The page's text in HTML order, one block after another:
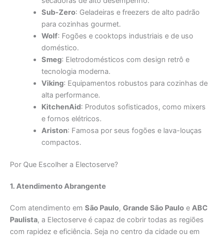
Sub-Zero: Geladeiras e freezers de alto padrão
para cozinhas gourmet.
Wolf: Fogões e cooktops industriais e de uso
doméstico.
Smeg: Eletrodomésticos com design retrô e
tecnologia moderna.
Viking: Equipamentos robustos para cozinhas de
alta performance.
KitchenAid: Produtos sofisticados, como mixers
e fornos elétricos.
Ariston: Famosa por seus fogões e lava-louças
compactos.
Por Que Escolher a Electoserve?
1. Atendimento Abrangente
Com atendimento em São Paulo, Grande São Paulo e ABC
Paulista, a Electoserve é capaz de cobrir todas as regiões
com rapidez e eficiência. Seja no centro da cidade ou em